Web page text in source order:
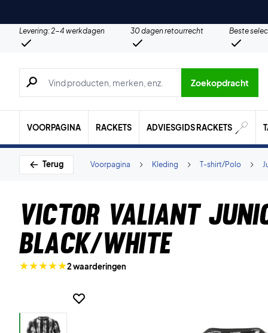
Levering: 2-4 werkdagen 30 dagen retourrecht Beste
Zoeken naar producten, merken etc.
Zoekopdracht
VOORPAGINA RACKETS ADVIESGIDS RACKETS
Terug T-shirt/Polo
Kleding
Voorpagina
Victor Valiant
Black/White
2 waarderingen